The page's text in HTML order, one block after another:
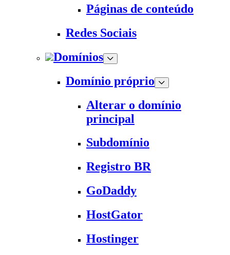
Páginas de conteúdo
Redes Sociais
Domínios
Domínio próprio
Alterar o domínio
principal
Subdomínio
Registro BR
GoDaddy
HostGator
Hostinger